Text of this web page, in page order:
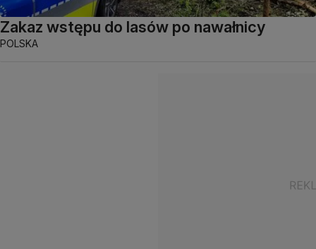
Zakaz wstępu do lasów po nawałnicy
POLSKA